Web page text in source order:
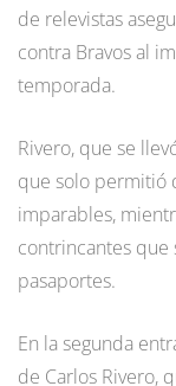
de relevistas
contra Bravos al
temporada.
Rivero, que se
que solo permitió
imparables,
contrincantes que
pasaportes.
En la segunda
de Carlos Rivero,